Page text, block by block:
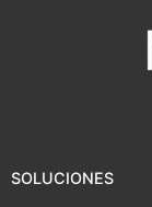
SOLUCIONES